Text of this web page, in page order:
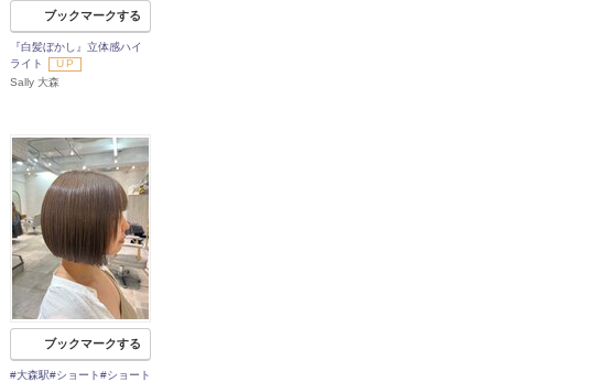
ブックマークする
『白髪ぼかし』立体感ハイ
ライト
UP
Sally 大森
ブックマークする
#大森駅#ショート#ショート